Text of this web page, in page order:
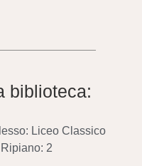
biblioteca:
Liceo Classico
Ripiano: 2